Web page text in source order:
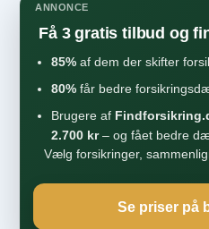
ANNONCE
Få 3 gratis tilbud og
85% af dem der skifter
80% får bedre
Brugere af
2.700 kr– og fået bedre
Vælg forsikringer,
Se priser på